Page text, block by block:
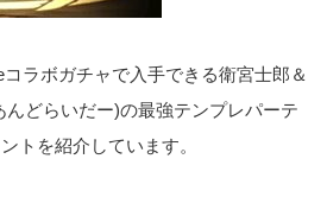
ラボガチャで入手できる衛宮士郎＆
どらいだー)の最強テンプレパーテ
トを紹介しています。